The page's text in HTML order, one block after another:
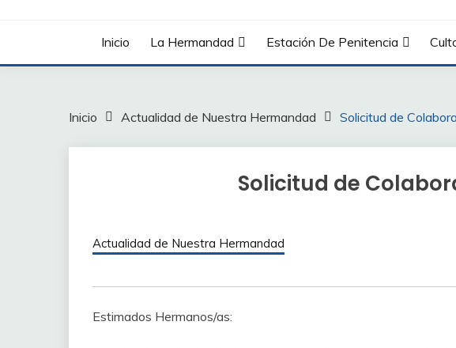
Inicio La Hermandad Estación De Penitencia
Inicio Actualidad de Nuestra Hermandad Solicitud de
Solicitud de
Actualidad de Nuestra Hermandad
Estimados Hermanos/as: